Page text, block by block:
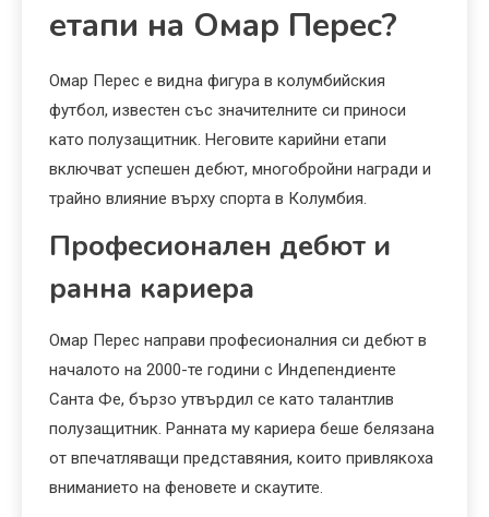
етапи на Омар Перес?
Омар Перес е видна фигура в колумбийския
футбол, известен със значителните си приноси
като полузащитник. Неговите карийни етапи
включват успешен дебют, многобройни награди и
трайно влияние върху спорта в Колумбия.
Професионален дебют и
ранна кариера
Омар Перес направи професионалния си дебют в
началото на 2000-те години с Индепендиенте
Санта Фе, бързо утвърдил се като талантлив
полузащитник. Ранната му кариера беше белязана
от впечатляващи представяния, които привлякоха
вниманието на феновете и скаутите.